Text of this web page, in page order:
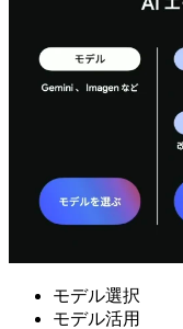
モデル選択
モデル活用